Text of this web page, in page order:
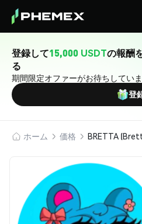
登録して15,000 USDTの報酬
る
期間限定オファーがお待ちしていま
登
ホーム 価格